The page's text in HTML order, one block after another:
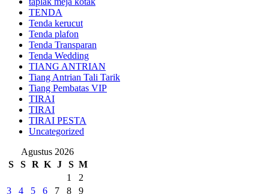
TENDA
Tenda kerucut
Tenda plafon
Tenda Transparan
Tenda Wedding
TIANG ANTRIAN
Tiang Antrian Tali Tarik
Tiang Pembatas VIP
TIRAI
TIRAI
TIRAI PESTA
Uncategorized
Agustus 2026
S
S R K J S M
1
2
3
4 5 6 7 8
9